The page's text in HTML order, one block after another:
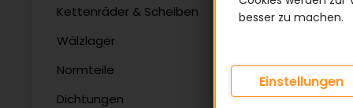
Kettenräder & Scheiben
Wälzlager
Normteile
Dichtungen
besser zu machen.
Einstellungen